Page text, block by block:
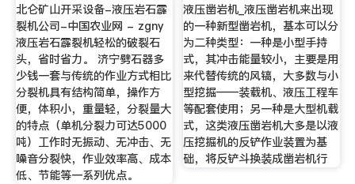
北仑矿山开采设备-液压岩石霹
裂机公司-中国农业网 - zgny
液压岩石霹裂机轻松的破裂石
头，省时省力。 济宁劈石器多
少钱一套与传统的作业方式相比
分裂机具有结构简单，操作方
便，体积小，重量轻，分裂量大
的特点（单机分裂力可达5000
吨）工作时无振动、无冲击、无
噪音分裂快，作业效率高、成本
低、节能等一系列优点。
液压凿岩机_液压凿岩机来出现
的一种新型凿岩机，基本可以分
为二种类型：一种是小型手持
式，其冲击能量较小，主要是用
来代替传统的风镐，大多数与小
型挖掘——装载机、液压工程车
等配套使用；另一种是大型机载
式，这类液压凿岩机大多是以液
压挖掘机的反铲作业装置为基
础，将反铲斗换装成凿岩机行